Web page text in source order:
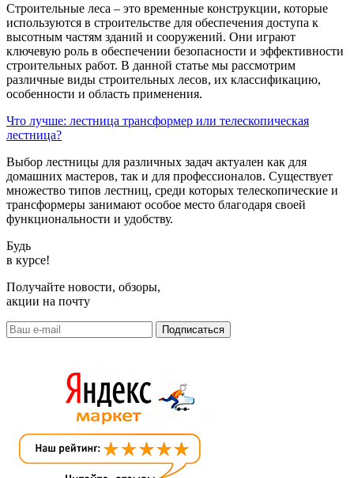
Строительные леса – это временные конструкции, которые
используются в строительстве для обеспечения доступа к
высотным частям зданий и сооружений. Они играют
ключевую роль в обеспечении безопасности и эффективности
строительных работ. В данной статье мы рассмотрим
различные виды строительных лесов, их классификацию,
особенности и область применения.
Что лучше: лестница трансформер или телескопическая
лестница?
Выбор лестницы для различных задач актуален как для
домашних мастеров, так и для профессионалов. Существует
множество типов лестниц, среди которых телескопические и
трансформеры занимают особое место благодаря своей
функциональности и удобству.
Будь
в курсе!
Получайте новости, обзоры,
акции на почту